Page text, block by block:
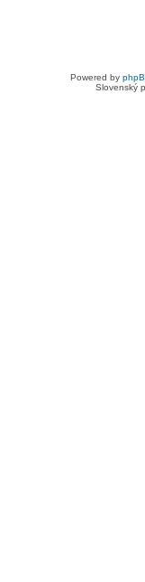
Powered by
Slovenský